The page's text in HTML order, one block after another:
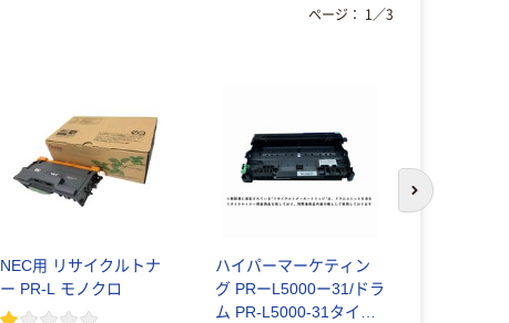
NEC用 リサイクルトナ
ー PR-L モノクロ
ハイパーマーケティン
グ PRーL5000ー31/ドラ
ム PR-L5000-31タイプ
ページ： 1 ／3
次のスライド